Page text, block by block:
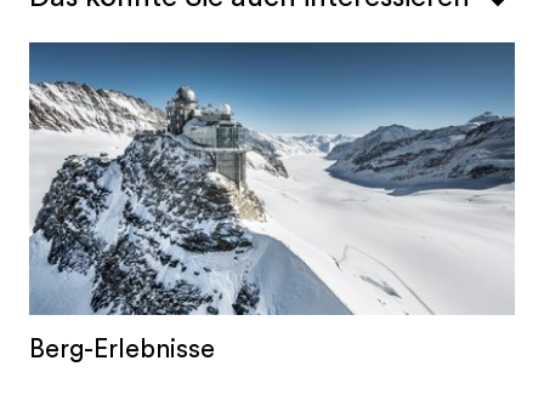
Berg-Erlebnisse